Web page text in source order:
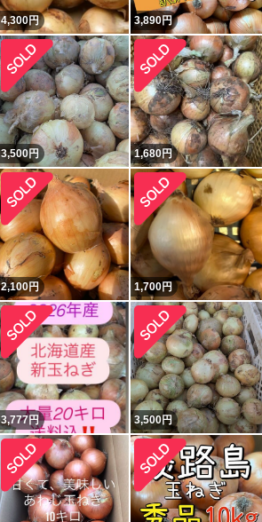
4,300円 3,890円
3,500円 1,680円
2,100円 1,700円
3,777円 3,500円